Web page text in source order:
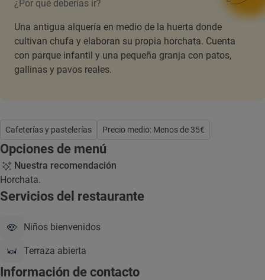
¿Por qué deberías ir?
Una antigua alquería en medio de la huerta donde
cultivan chufa y elaboran su propia horchata. Cuenta
con parque infantil y una pequeña granja con patos,
gallinas y pavos reales.
Cafeterías y pastelerías Precio medio: Menos de 35€
Opciones de menú
Nuestra recomendación
Horchata.
Servicios del restaurante
Niños bienvenidos
Terraza abierta
Información de contacto